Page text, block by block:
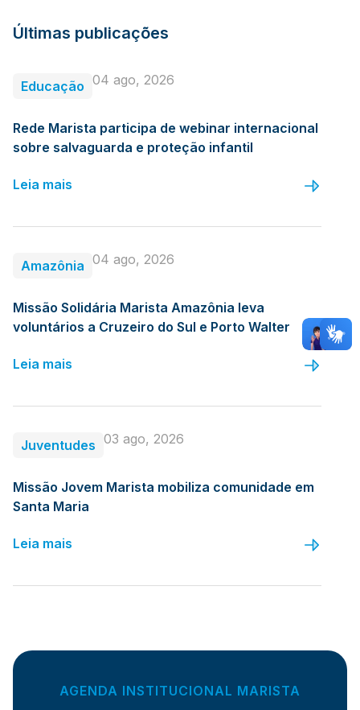
Últimas publicações
Educação 04 ago, 2026
Rede Marista participa de webinar internacional
sobre salvaguarda e proteção infantil
Leia mais
Amazônia 04 ago, 2026
Missão Solidária Marista Amazônia leva
voluntários a Cruzeiro do Sul e Porto Walter
Leia mais
Juventudes 03 ago, 2026
Missão Jovem Marista mobiliza comunidade em
Santa Maria
Leia mais
AGENDA INSTITUCIONAL MARISTA